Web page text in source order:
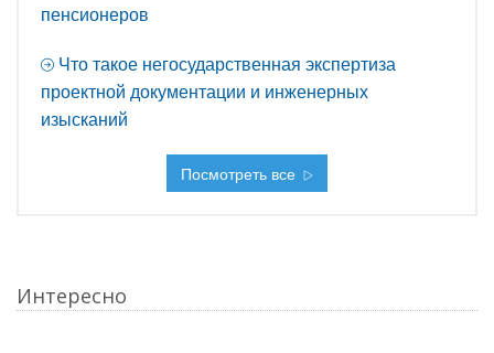
пенсионеров
Что такое негосударственная экспертиза
проектной документации и инженерных
изысканий
Посмотреть все
Интересно